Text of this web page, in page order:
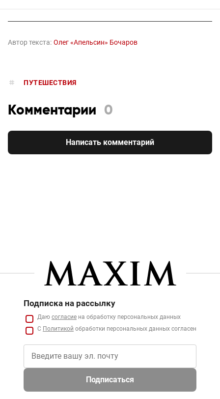
Автор текста: Олег «Апельсин» Бочаров
ПУТЕШЕСТВИЯ
Комментарии 0
Написать комментарий
Подписка на рассылку
Даю согласие на обработку персональных данных
С Политикой обработки персональных данных согласен
Подписаться